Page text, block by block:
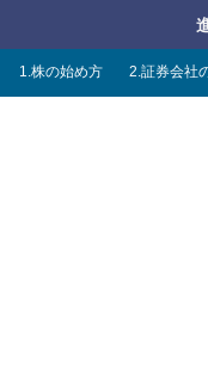
1.株の始め方 2.証券会社